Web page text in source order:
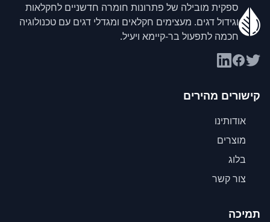
ספקית מובילה של פתרונות חומרה חדשניים לחקלאות
וגידול דגים. מעצימים חקלאים ומגדלי דגים עם טכנולוגיה
חכמה לתפעול בר-קיימא ויעיל.
קישורים מהירים
אודותינו
מוצרים
בלוג
צור קשר
תמיכה